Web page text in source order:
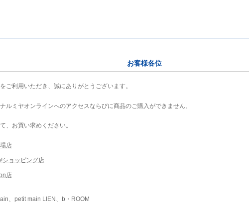
お客様各位
ご利用いただき、誠にありがとうございます。
ルミヤオンラインへのアクセスならびに商品のご購入ができません。
、お買い求めください。
店
ショッピング店
店
、petit main LIEN、b・ROOM